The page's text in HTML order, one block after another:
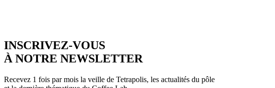
INSCRIVEZ-VOUS
À NOTRE NEWSLETTER
Recevez 1 fois par mois la veille de Tetrapolis, les actualités du pôle